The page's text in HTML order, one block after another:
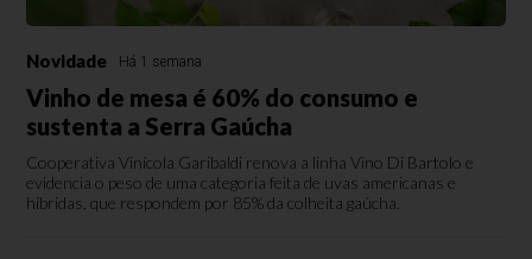
Novidade Há 1 semana
Vinho de mesa é 60% do consumo e
sustenta a Serra Gaúcha
Cooperativa Vinícola Garibaldi renova a linha Vino Di Bartolo e
evidencia o peso de uma categoria feita de uvas americanas e
híbridas, que respondem por 85% da colheita gaúcha.